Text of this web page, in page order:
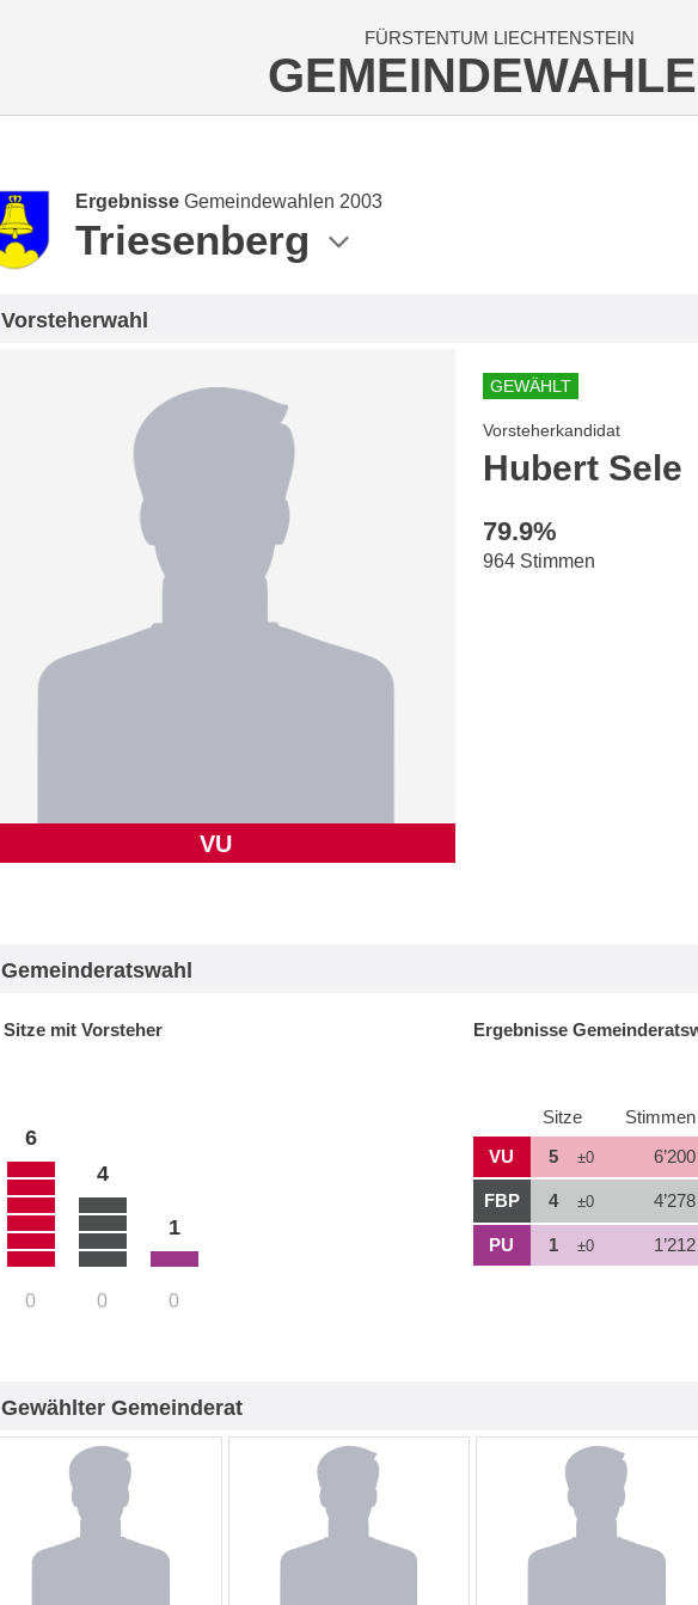
FÜRSTENTUM LIECHTENSTEIN
Ergebnisse Gemeindewahlen 2003
Triesenberg
Vorsteherwahl
VU
GEWÄHLT
Vorsteherkandidat
Hubert Sele
79.9%
964 Stimmen
Gemeinderatswahl
Sitze mit Vorsteher
6
0
4
0
1
0
Ergebnisse
Sitze Stimmen
VU
5 ±0 6’200
FBP 4 ±0 4’278
PU 1 ±0 1’212
Gewählter Gemeinderat